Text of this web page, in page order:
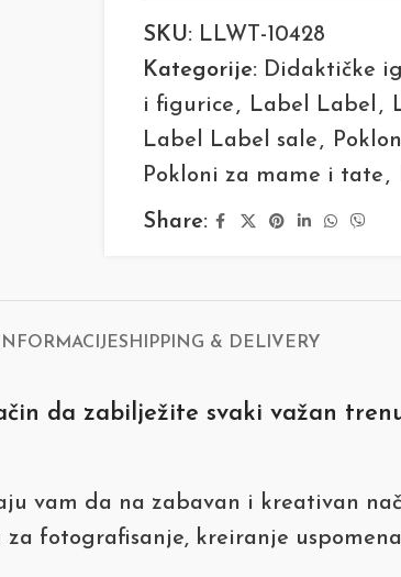
SKU: LLWT-10428
Kategorije: Didaktičke
i figurice , Label Label ,
Label Label sale ,
Pokloni za mame i tate ,
Share:
SHIPPING & DELIVERY
da zabilježite svaki važan
vam da na zabavan i kreativan
fotografisanje, kreiranje